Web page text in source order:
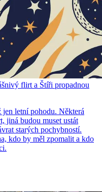
flirt a Štíři propadnou
letní pohodu. Některá
jiná budou muset ustát
starých pochybností.
kdo by měl zpomalit a kdo